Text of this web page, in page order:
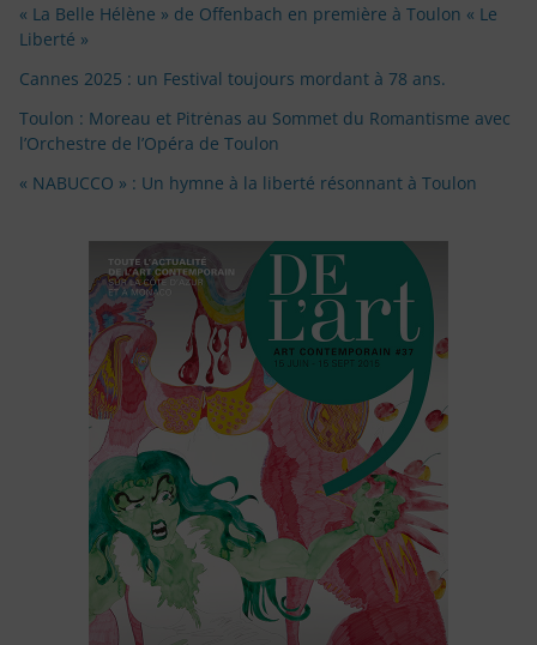
« La Belle Hélène » de Offenbach en première à Toulon « Le
Liberté »
Cannes 2025 : un Festival toujours mordant à 78 ans.
Toulon : Moreau et Pitrėnas au Sommet du Romantisme avec
l’Orchestre de l’Opéra de Toulon
« NABUCCO » : Un hymne à la liberté résonnant à Toulon